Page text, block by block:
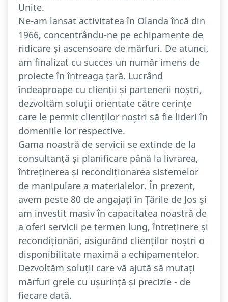
Unite.
Ne-am lansat activitatea în Olanda încă din
1966, concentrându-ne pe echipamente de
ridicare și ascensoare de mărfuri. De atunci,
am finalizat cu succes un număr imens de
proiecte în întreaga țară. Lucrând
îndeaproape cu clienții și partenerii noștri,
dezvoltăm soluții orientate către cerințe
care le permit clienților noștri să fie lideri în
domeniile lor respective.
Gama noastră de servicii se extinde de la
consultanță și planificare până la livrarea,
întreținerea și recondiționarea sistemelor
de manipulare a materialelor. În prezent,
avem peste 80 de angajați în Țările de Jos și
am investit masiv în capacitatea noastră de
a oferi servicii pe termen lung, întreținere și
recondiționări, asigurând clienților noștri o
disponibilitate maximă a echipamentelor.
Dezvoltăm soluții care vă ajută să mutați
mărfuri grele cu ușurință și precizie - de
fiecare dată.